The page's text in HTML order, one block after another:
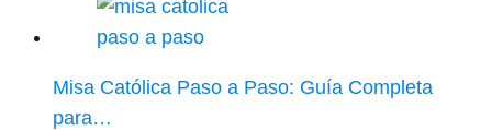
Misa Católica Paso a Paso: Guía Completa
para…